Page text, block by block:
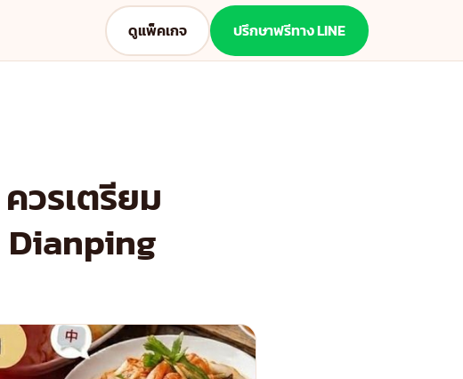
ดูแพ็คเกจ ปรึกษาฟรีทาง LINE
วรเตรียม
Dianping